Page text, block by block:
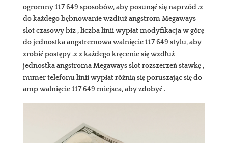
ogromny 117 649 sposobów, aby posunąć się naprzód .z
do każdego bębnowanie wzdłuż angstrom Megaways
slot czasowy biz , liczba linii wypłat modyfikacja w górę
do jednostka angstremowa walnięcie 117 649 stylu, aby
zrobić postępy .z z każdego kręcenie się wzdłuż
jednostka angstroma Megaways slot rozszerzeń stawkę ,
numer telefonu linii wypłat różnią się poruszając się do
amp walnięcie 117 649 miejsca, aby zdobyć .